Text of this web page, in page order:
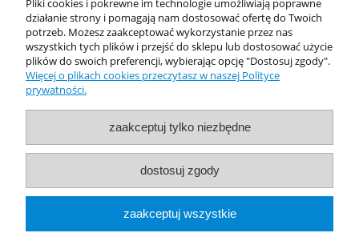
Dostawa
Moje konto
O firmie
Rekomendowane Strony
Pliki cookies i pokrewne im technologie umożliwiają poprawne
działanie strony i pomagają nam dostosować ofertę do Twoich
potrzeb. Możesz zaakceptować wykorzystanie przez nas
wszystkich tych plików i przejść do sklepu lub dostosować użycie
plików do swoich preferencji, wybierając opcję "Dostosuj zgody".
Więcej o plikach cookies przeczytasz w naszej Polityce
prywatności.
zaakceptuj tylko niezbędne
dostosuj zgody
zaakceptuj wszystkie